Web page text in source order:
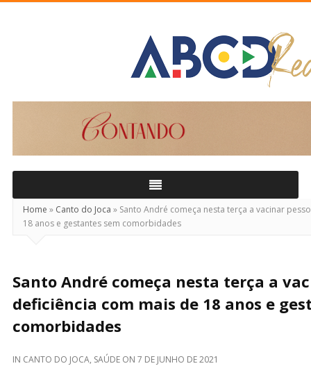
Home » Canto do Joca » Santo André começa nesta terça a vacinar
18 anos e gestantes sem comorbidades
Santo André começa nesta terça a
deficiência com mais de 18 anos e
comorbidades
IN CANTO DO JOCA, SAÚDE ON 7 DE JUNHO DE 2021